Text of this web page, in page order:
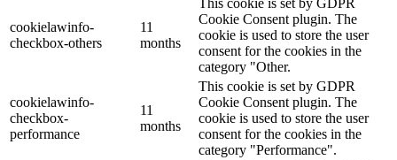
cookielawinfo-
checkbox-others
11
months
Cookie Consent plugin. The
cookie is used to store the user
consent for the cookies in the
category "Other.
cookielawinfo-
checkbox-
performance
11
months
This cookie is set by GDPR
Cookie Consent plugin. The
cookie is used to store the user
consent for the cookies in the
category "Performance".